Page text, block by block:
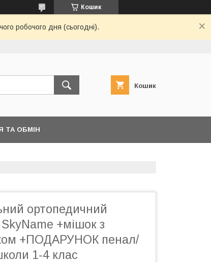
Кошик
робочого дня (сьогодні).
Кошик
ТА ОБМІН
ортопедичний
SkyName +мішок з
+ПОДАРУНОК пенал/
1-4 клас